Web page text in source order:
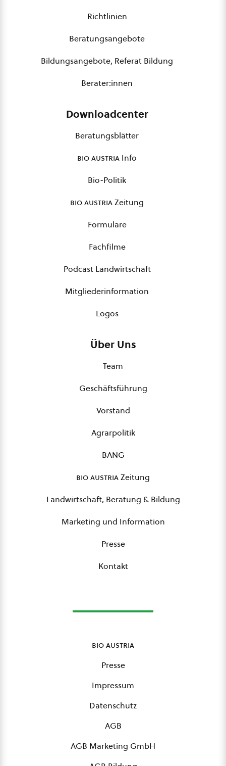
Richtlinien
Beratungsangebote
Bildungsangebote, Referat Bildung
Berater:innen
Downloadcenter
Beratungsblätter
bio austria Info
Bio-Politik
bio austriaZeitung
Formulare
Fachfilme
Podcast Landwirtschaft
Mitgliederinformation
Logos
Über Uns
Team
Geschäftsführung
Vorstand
Agrarpolitik
BANG
bio austriaZeitung
Landwirtschaft, Beratung & Bildung
Marketing und Information
Presse
Kontakt
bio austria
Presse
Impressum
Datenschutz
AGB
AGB Marketing GmbH